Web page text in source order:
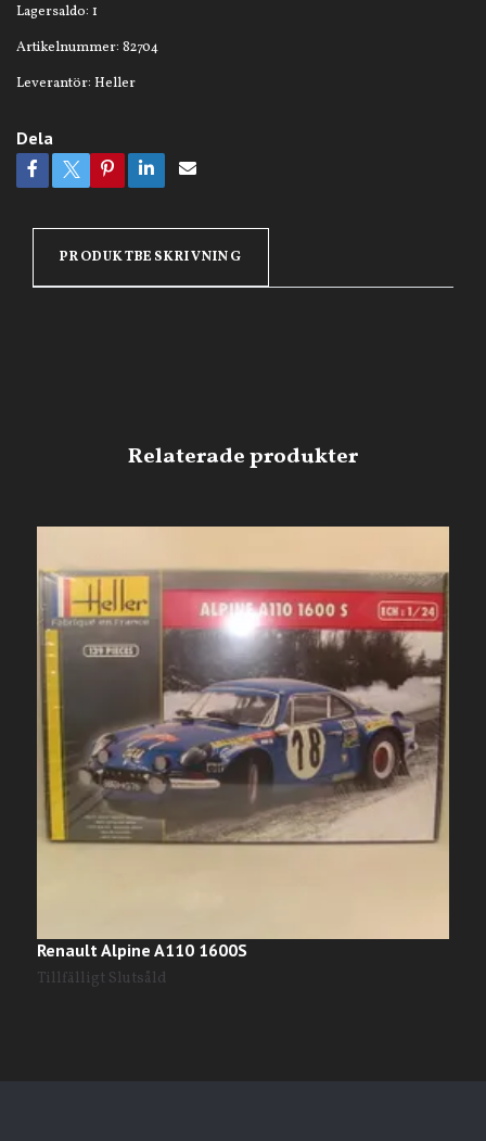
Lagersaldo: 1
Artikelnummer: 82704
Leverantör: Heller
Dela
PRODUKTBESKRIVNING
Renault Alpine A110 1600S
Tillfälligt Slutsåld